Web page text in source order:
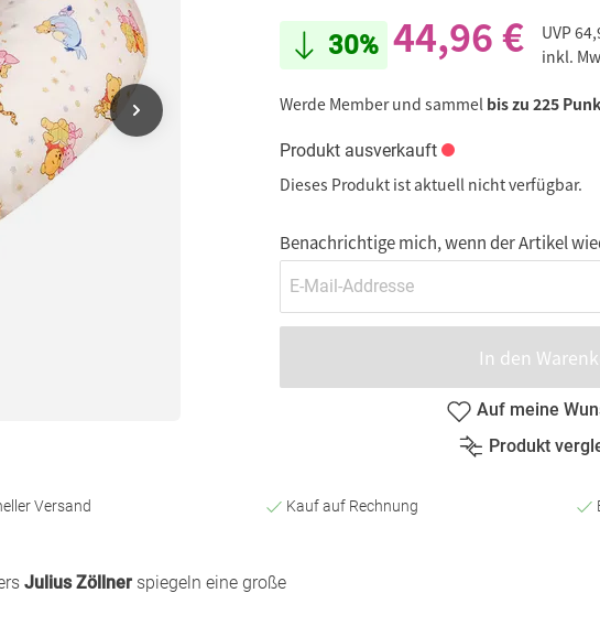
30% 44,96 € UVP
inkl.
Werde Member und sammel bis zu 225
Produkt ausverkauft
Dieses Produkt ist aktuell nicht verfügbar.
Benachrichtige mich, wenn der Artikel
In den
Auf meine
Produkt
Versand Kauf auf Rechnung
Julius Zöllner spiegeln eine große